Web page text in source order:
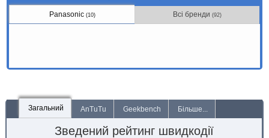
Panasonic (10) Всі бренди(92)
Загальний AnTuTu Geekbench Більше...
Зведений рейтинг швидкодії